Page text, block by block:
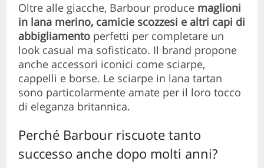
Oltre alle giacche, Barbour produce maglioni
in lana merino, camicie scozzesi e altri capi di
abbigliamento perfetti per completare un
look casual ma sofisticato. Il brand propone
anche accessori iconici come sciarpe,
cappelli e borse. Le sciarpe in lana tartan
sono particolarmente amate per il loro tocco
di eleganza britannica.
Perché Barbour riscuote tanto
successo anche dopo molti anni?